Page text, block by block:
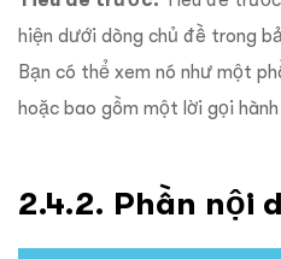
hiện dưới dòng chủ đề trong
Bạn có thể xem nó như một
hoặc bao gồm một lời gọi
2.4.2. Phần nội